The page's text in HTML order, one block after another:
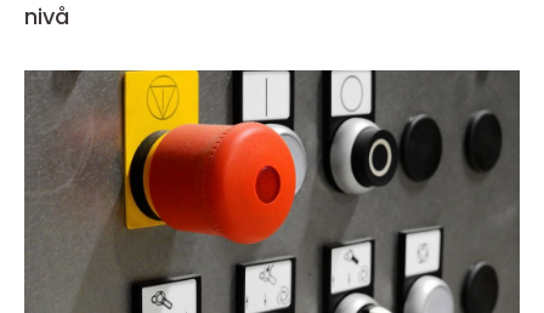
nivå